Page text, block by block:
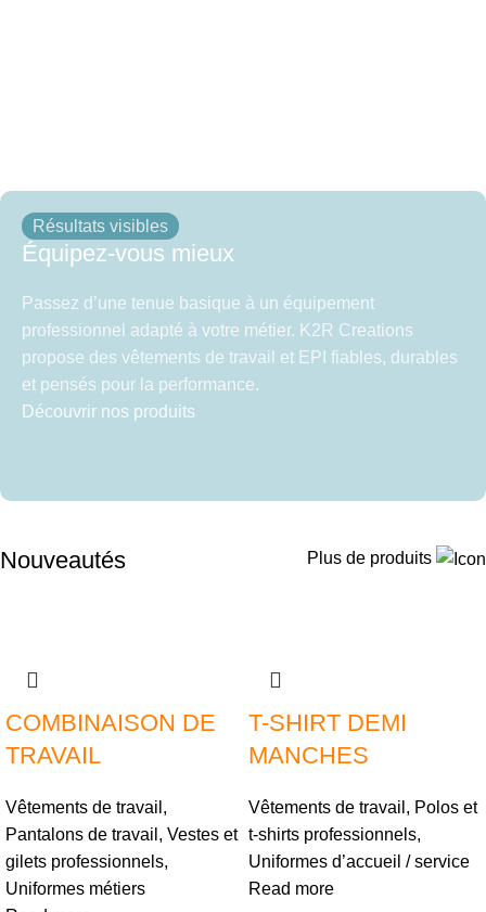
Résultats visibles
Équipez-vous mieux
Passez d’une tenue basique à un équipement
professionnel adapté à votre métier. K2R Creations
propose des vêtements de travail et EPI fiables, durables
et pensés pour la performance.
Découvrir nos produits
Nouveautés Plus de produits
COMBINAISON DE
TRAVAIL
Vêtements de travail ,
Pantalons de travail , Vestes et
gilets professionnels,
Uniformes métiers
T-SHIRT DEMI
MANCHES
Vêtements de travail , Polos et
t-shirts professionnels,
Uniformes d’accueil / service
Read more